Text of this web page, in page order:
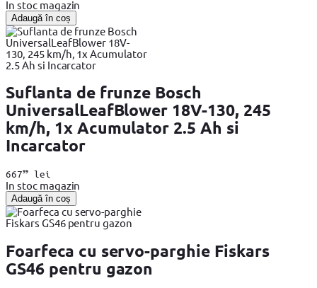
In stoc magazin
Adaugă în coș
Suflanta de frunze Bosch
UniversalLeafBlower 18V-130, 245
km/h, 1x Acumulator 2.5 Ah si
Incarcator
66799lei
In stoc magazin
Adaugă în coș
Foarfeca cu servo-parghie Fiskars
GS46 pentru gazon